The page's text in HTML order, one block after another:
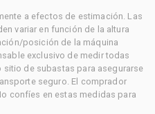
a efectos de estimación. Las
variar en función de la altura
posición de la máquina
exclusivo de medir todas
sitio de subastas para asegurarse
seguro. El comprador
confíes en estas medidas para